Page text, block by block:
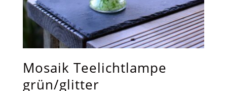
Mosaik Teelichtlampe
grün/glitter